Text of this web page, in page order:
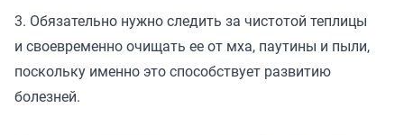
3. Обязательно нужно следить за чистотой теплицы
и своевременно очищать ее от мха, паутины и пыли,
поскольку именно это способствует развитию
болезней.